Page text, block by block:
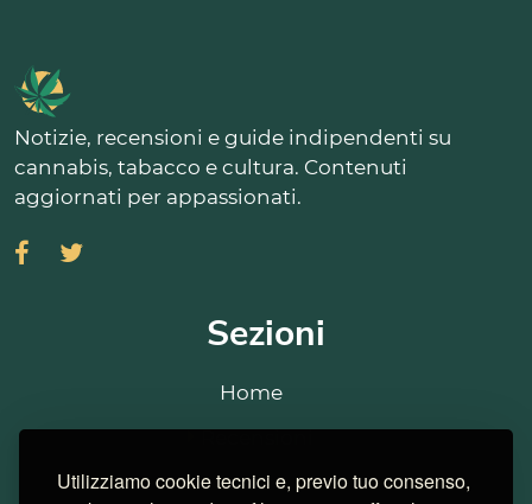
Utilizziamo cookie tecnici e, previo tuo consenso,
Notizie, recensioni e guide indipendenti su
cannabis, tabacco e cultura. Contenuti
aggiornati per appassionati.
Sezioni
Home
Recensioni
Strains